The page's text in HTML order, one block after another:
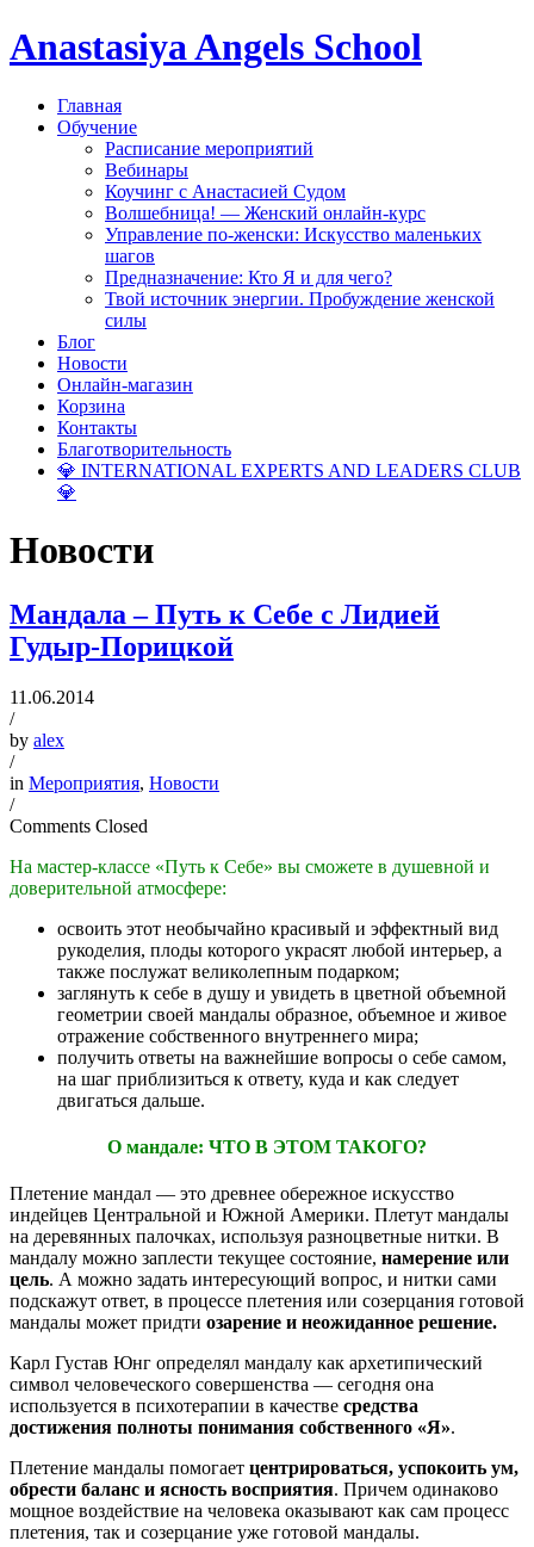
Anastasiya Angels School
Главная
Обучение
Расписание мероприятий
Вебинары
Коучинг с Анастасией Судом
Волшебница! — Женский онлайн-курс
Управление по-женски: Искусство маленьких
шагов
Предназначение: Кто Я и для чего?
Твой источник энергии. Пробуждение женской
силы
Блог
Новости
Онлайн-магазин
Корзина
Контакты
Благотворительность
💎 INTERNATIONAL EXPERTS AND LEADERS CLUB
💎
Новости
Мандала – Путь к Себе с Лидией
Гудыр-Порицкой
11.06.2014
/
by alex
/
in Мероприятия, Новости
/
Comments Closed
На мастер-классе «Путь к Себе» вы сможете в душевной и
доверительной атмосфере:
освоить этот необычайно красивый и эффектный вид
рукоделия, плоды которого украсят любой интерьер, а
также послужат великолепным подарком;
заглянуть к себе в душу и увидеть в цветной объемной
геометрии своей мандалы образное, объемное и живое
отражение собственного внутреннего мира;
получить ответы на важнейшие вопросы о себе самом,
на шаг приблизиться к ответу, куда и как следует
двигаться дальше.
О мандале: ЧТО В ЭТОМ ТАКОГО?
Плетение мандал — это древнее обережное искусство
индейцев Центральной и Южной Америки. Плетут мандалы
на деревянных палочках, используя разноцветные нитки. В
мандалу можно заплести текущее состояние, намерение или
цель. А можно задать интересующий вопрос, и нитки сами
подскажут ответ, в процессе плетения или созерцания готовой
мандалы может придти озарение и неожиданное решение.
Карл Густав Юнг определял мандалу как архетипический
символ человеческого совершенства — сегодня она
используется в психотерапии в качестве средства
достижения полноты понимания собственного «Я».
Плетение мандалы помогает центрироваться, успокоить ум,
обрести баланс и ясность восприятия. Причем одинаково
мощное воздействие на человека оказывают как сам процесс
плетения, так и созерцание уже готовой мандалы.